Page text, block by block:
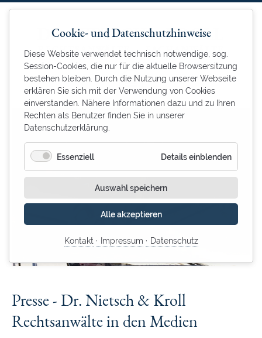
Cookie- und Datenschutzhinweise
Diese Website verwendet technisch notwendige, sog.
Session-Cookies, die nur für die aktuelle Browsersitzung
bestehen bleiben. Durch die Nutzung unserer Webseite
erklären Sie sich mit der Verwendung von Cookies
einverstanden. Nähere Informationen dazu und zu Ihren
Rechten als Benutzer finden Sie in unserer
Datenschutzerklärung.
Essenziell Details einblendenfür
Auswahl speichern
Alle akzeptieren
Kontakt Impressum Datenschutz
Presse - Dr. Nietsch & Kroll
Rechtsanwälte in den Medien